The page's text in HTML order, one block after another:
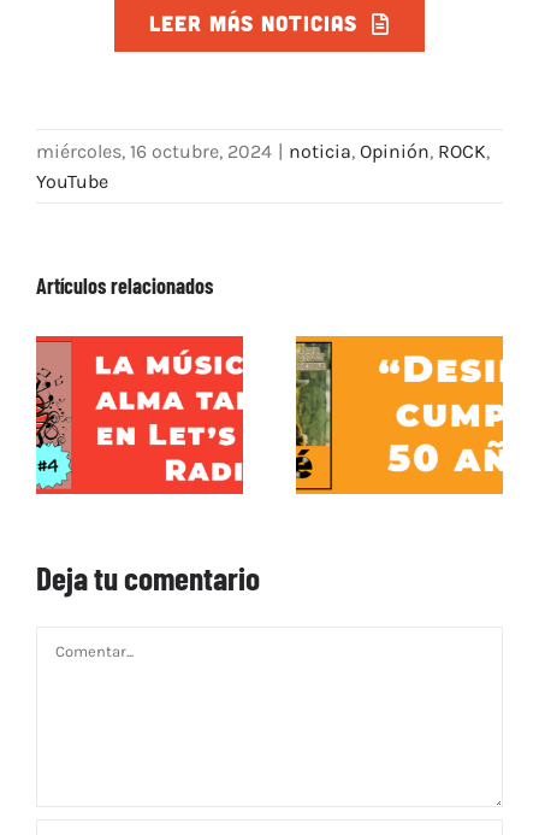
LEER MÁS NOTICIAS
miércoles, 16 octubre, 2024 | noticia, Opinión, ROCK,
YouTube
Artículos relacionados
Deja tu comentario